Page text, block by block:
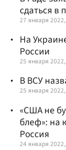
сдаться в
27 января
На
России
25 января
В ВСУ
25 января
«США не
блеф»: на
Россия
24 января